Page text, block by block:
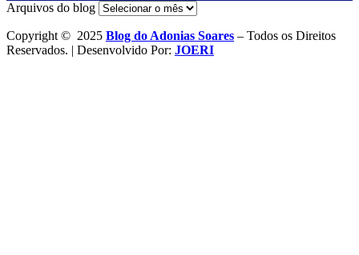
Arquivos do blog
Copyright © 2025 Blog do Adonias Soares – Todos os Direitos
Reservados. | Desenvolvido Por: JOERI